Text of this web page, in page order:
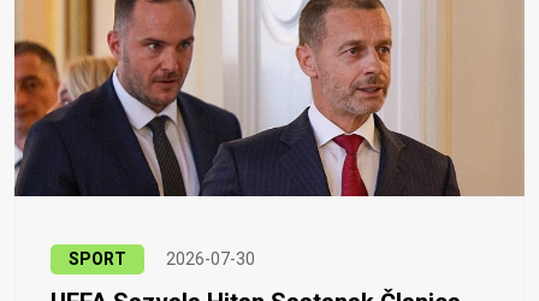
SPORT 2026-07-30